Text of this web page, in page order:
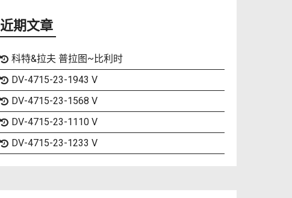
近期文章
科特&拉夫 普拉图~比利时
DV-4715-23-1943 V
DV-4715-23-1568 V
DV-4715-23-1110 V
DV-4715-23-1233 V